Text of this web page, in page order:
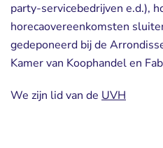
party-servicebedrijven e.d.),
horecaovereenkomsten
gedeponeerd bij de
Kamer van Koophandel en
We zijn lid van de UVH